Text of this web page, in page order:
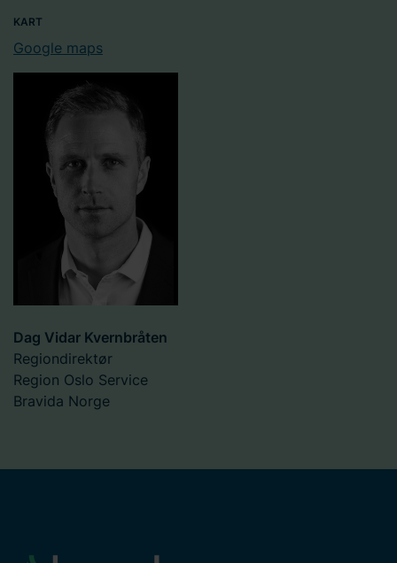
KART
Google maps
Dag Vidar Kvernbråten
Regiondirektør
Region Oslo Service
Bravida Norge